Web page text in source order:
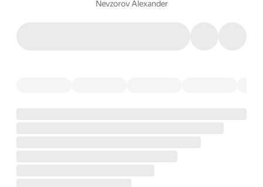
Nevzorov Alexander